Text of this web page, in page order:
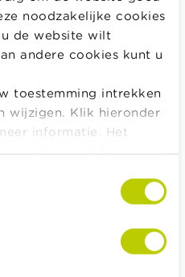
noodzakelijke cookies
de website wilt
andere cookies kunt u
toestemming intrekken
wijzigen. Klik hieronder
informatie. Het
uhier raadplegen.
in geval je
van de laatste vijf jaar
de nalatenschap terecht.
een spaarrekening te
wanneer je financiële
over de rekening.